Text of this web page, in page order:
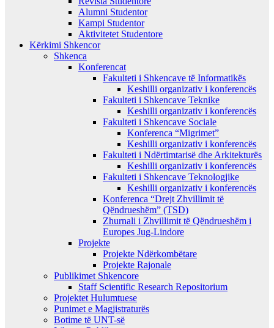
Alumni Studentor
Kampi Studentor
Aktivitetet Studentore
Kërkimi Shkencor
Shkenca
Konferencat
Fakulteti i Shkencave të Informatikës
Keshilli organizativ i konferencës
Fakulteti i Shkencave Teknike
Keshilli organizativ i konferencës
Fakulteti i Shkencave Sociale
Konferenca “Migrimet”
Keshilli organizativ i konferencës
Fakulteti i Ndërtimtarisë dhe Arkitekturës
Keshilli organizativ i konferencës
Fakulteti i Shkencave Teknologjike
Keshilli organizativ i konferencës
Konferenca “Drejt Zhvillimit të
Qëndrueshëm” (TSD)
Zhurnali i Zhvillimit të Qëndrueshëm i
Europes Jug-Lindore
Projekte
Projekte Ndërkombëtare
Projekte Rajonale
Publikimet Shkencore
Staff Scientific Research Repositorium
Projektet Hulumtuese
Punimet e Magjistraturës
Botime të UNT-së